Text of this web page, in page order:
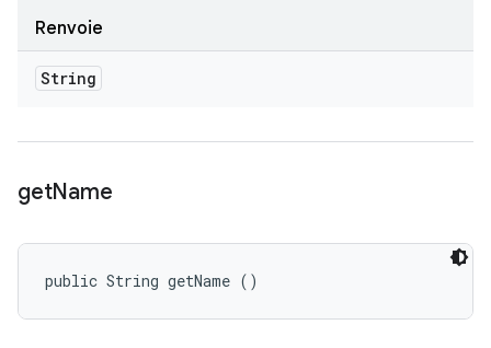
Renvoie
String
getName
public String getName ()